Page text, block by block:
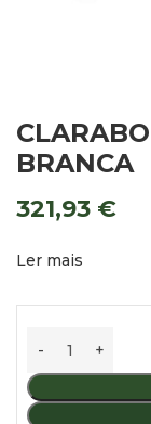
BRANCA
321,93 €
Ler mais